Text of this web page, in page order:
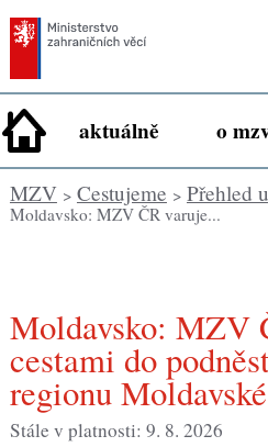
aktuálně o
MZV> Cestujeme > Přehled
Moldavsko: MZV ČR varuje...
Moldavsko: MZV ČR varuje před
cestami do
regionu
Stále v platnosti: 9. 8. 2026